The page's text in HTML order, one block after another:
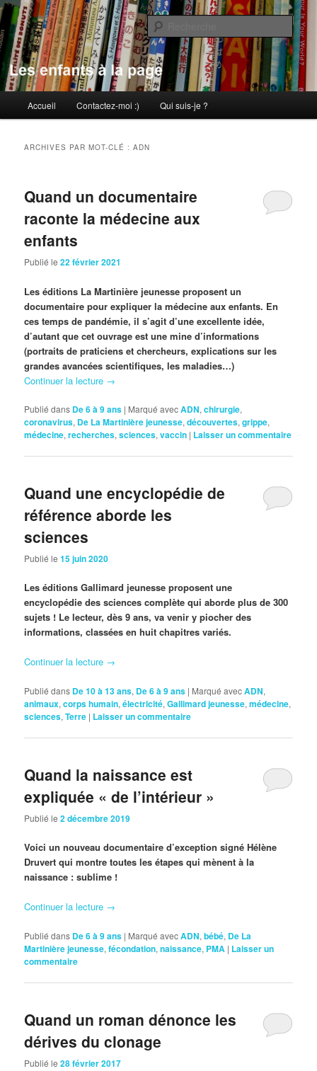
Aller
au
contenu
principal
Aller
au
contenu
secondaireLes enfants à la page
principal
Accueil Contactez-moi :) Qui suis-je ?
ARCHIVES PAR MOT-CLÉ :ADN
Quand un documentaire
raconte la médecine aux
enfants
Publié le22 février 2021
Les éditions La Martinière jeunesse proposent un
documentaire pour expliquer la médecine aux enfants. En
ces temps de pandémie, il s’agit d’une excellente idée,
d’autant que cet ouvrage est une mine d’informations
(portraits de praticiens et chercheurs, explications sur les
grandes avancées scientifiques, les maladies…)
Continuer la lecture →
Publié dans De 6 à 9 ans | Marqué avecADN,chirurgie,
coronavirus, De La Martinière jeunesse,découvertes,grippe,
médecine,recherches,sciences,vaccin | Laisser un commentaire
Quand une encyclopédie de
référence aborde les
sciences
Publié le15 juin 2020
Les éditions Gallimard jeunesse proposent une
encyclopédie des sciences complète qui aborde plus de 300
sujets ! Le lecteur, dès 9 ans, va venir y piocher des
informations, classées en huit chapitres variés.
Continuer la lecture →
Publié dans De 10 à 13 ans, De 6 à 9 ans | Marqué avecADN,
animaux,corps humain,électricité,Gallimard jeunesse,médecine,
sciences,Terre | Laisser un commentaire
Quand la naissance est
expliquée « de l’intérieur »
Publié le2 décembre 2019
Voici un nouveau documentaire d’exception signé Hélène
Druvert qui montre toutes les étapes qui mènent à la
naissance : sublime !
Continuer la lecture →
Publié dans De 6 à 9 ans | Marqué avecADN,bébé, De La
Martinière jeunesse,fécondation,naissance, PMA | Laisser un
commentaire
Quand un roman dénonce les
dérives du clonage
Publié le28 février 2017